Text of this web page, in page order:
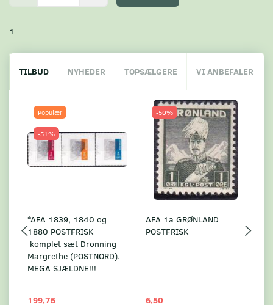
1
TILBUD NYHEDER TOPSÆLGERE VI ANBEFALER
Populær
-51%
*AFA 1839, 1840 og
1880 POSTFRISK
komplet sæt Dronning
Margrethe (POSTNORD).
MEGA SJÆLDNE!!!
199,75
-50%
AFA 1a GRØNLAND
POSTFRISK
6,50